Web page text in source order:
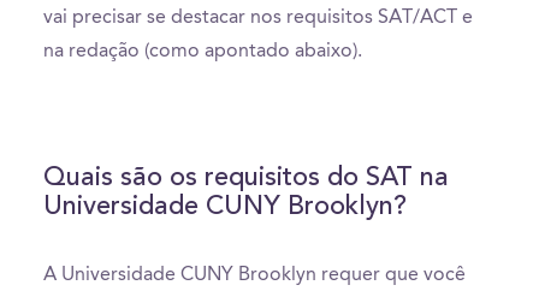
vai precisar se destacar nos requisitos SAT/ACT e
na redação (como apontado abaixo).
Quais são os requisitos do SAT na
Universidade CUNY Brooklyn?
A Universidade CUNY Brooklyn requer que você